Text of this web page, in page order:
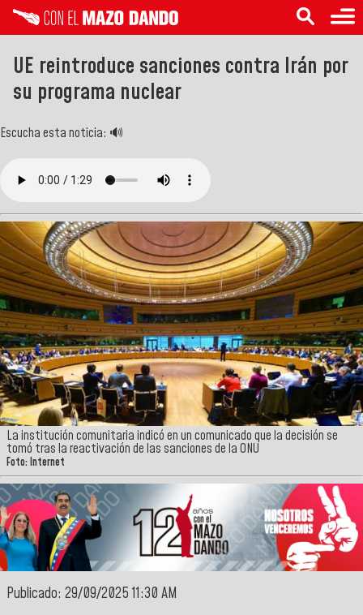
UE reintroduce sanciones contra Irán por
su programa nuclear
Escucha esta noticia: 🔊
La institución comunitaria indicó en un comunicado que la decisión se
tomó tras la reactivación de las sanciones de la ONU
Foto: Internet
Publicado: 29/09/2025 11:30 AM